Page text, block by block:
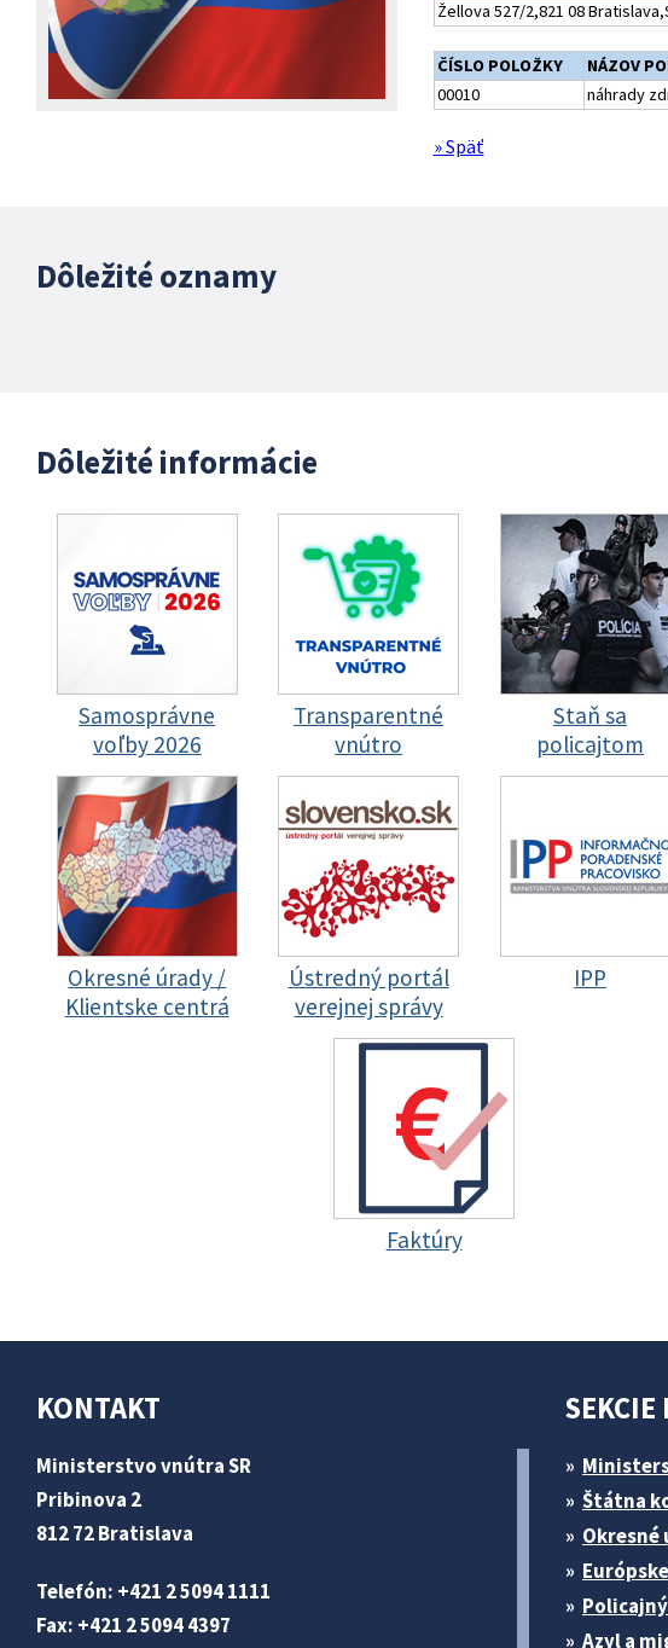
Žellova 527/2,821 08
ČÍSLO POLOŽKY NÁZOV
00010
náhrady
» Späť
Dôležité oznamy
Dôležité informácie
Samosprávne
voľby 2026
Transparentné
vnútro
Staň sa
policajtom
Okresné úrady /
Klientske centrá
Ústredný portál
verejnej správy
IPP
Faktúry
KONTAKT
Ministerstvo vnútra SR
Pribinova 2
812 72 Bratislava
Telefón: +421 2 5094 1111
Fax: +421 2 5094 4397
SEKCIE
Štátna
Azyl a